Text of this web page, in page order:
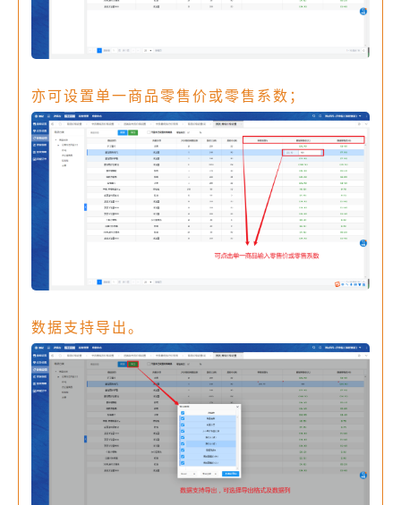
亦可设置单一商品零售价或零售系数；
数据支持导出。